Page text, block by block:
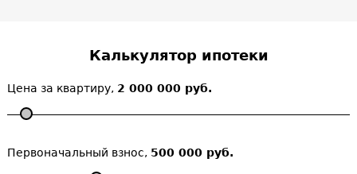
Калькулятор ипотеки
Цена за квартиру, 2 000 000 руб.
Первоначальный взнос, 500 000 руб.